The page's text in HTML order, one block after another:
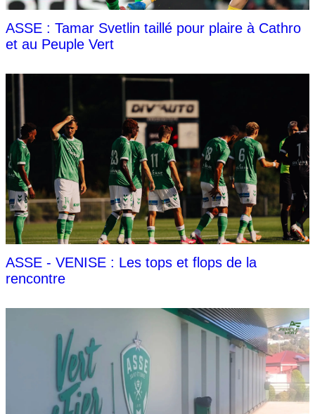
ASSE : Tamar Svetlin taillé pour plaire à Cathro
et au Peuple Vert
ASSE - VENISE : Les tops et flops de la
rencontre